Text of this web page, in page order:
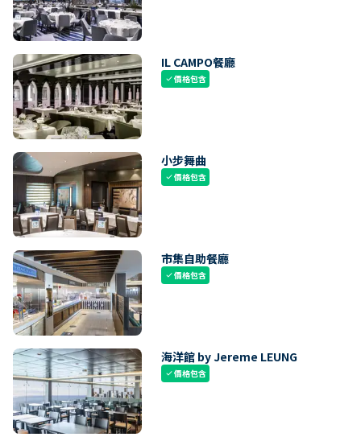
IL CAMPO餐廳
check價格包含
小步舞曲
check價格包含
市集自助餐廳
check價格包含
海洋館 by Jereme LEUNG
check價格包含